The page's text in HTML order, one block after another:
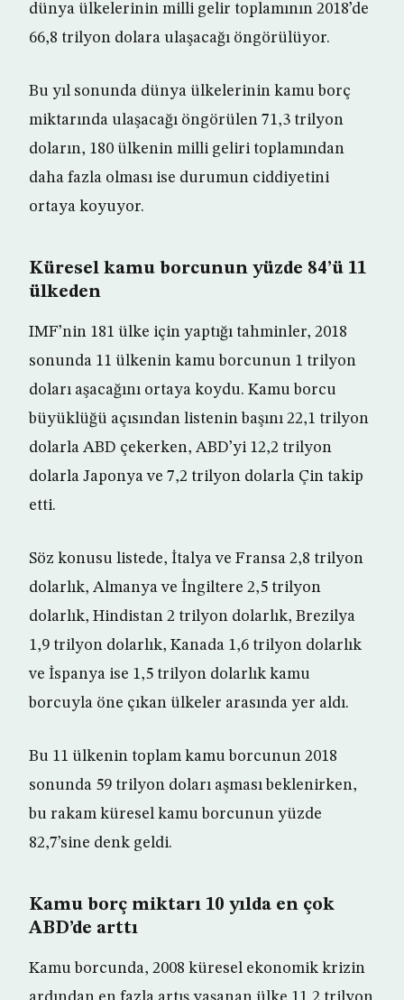
dünya ülkelerinin milli gelir toplamının 2018’de
66,8 trilyon dolara ulaşacağı öngörülüyor.
Bu yıl sonunda dünya ülkelerinin kamu borç
miktarında ulaşacağı öngörülen 71,3 trilyon
doların, 180 ülkenin milli geliri toplamından
daha fazla olması ise durumun ciddiyetini
ortaya koyuyor.
Küresel kamu borcunun yüzde 84’ü 11
ülkeden
IMF’nin 181 ülke için yaptığı tahminler, 2018
sonunda 11 ülkenin kamu borcunun 1 trilyon
doları aşacağını ortaya koydu. Kamu borcu
büyüklüğü açısından listenin başını 22,1 trilyon
dolarla ABD çekerken, ABD’yi 12,2 trilyon
dolarla Japonya ve 7,2 trilyon dolarla Çin takip
etti.
Söz konusu listede, İtalya ve Fransa 2,8 trilyon
dolarlık, Almanya ve İngiltere 2,5 trilyon
dolarlık, Hindistan 2 trilyon dolarlık, Brezilya
1,9 trilyon dolarlık, Kanada 1,6 trilyon dolarlık
ve İspanya ise 1,5 trilyon dolarlık kamu
borcuyla öne çıkan ülkeler arasında yer aldı.
Bu 11 ülkenin toplam kamu borcunun 2018
sonunda 59 trilyon doları aşması beklenirken,
bu rakam küresel kamu borcunun yüzde
82,7’sine denk geldi.
Kamu borç miktarı 10 yılda en çok
ABD’de arttı
Kamu borcunda, 2008 küresel ekonomik krizin